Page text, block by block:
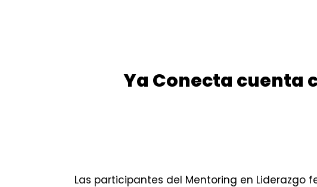
Ya Conecta cuenta
Las participantes del Mentoring en